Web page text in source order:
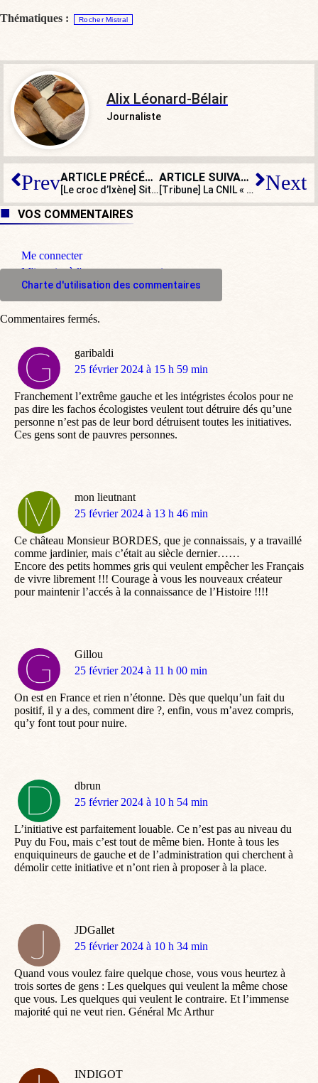
Thématiques : Rocher Mistral
Alix Léonard-Bélair
Journaliste
Prev ARTICLE PRÉCÉDENT
[Le croc d’Ixène] Sitôt expulsé, l’imam Mahjoubi veut revenir en France
ARTICLE SUIVANT
[Tribune] La CNIL « déplore » mais plie sur l’hébergement américain de données de santé françaises Next
VOS COMMENTAIRES
Me connecter
M'inscrire à l'espace commentaire
Charte d'utilisation des commentaires
garibaldi
dit
25 février 2024 à 15 h 59 min
Franchement l’extrême gauche et les intégristes écolos pour ne
pas dire les fachos écologistes veulent tout détruire dés qu’une
personne n’est pas de leur bord détruisent toutes les initiatives.
Ces gens sont de pauvres personnes.
mon lieutnant
dit
25 février 2024 à 13 h 46 min
Ce château Monsieur BORDES, que je connaissais, y a travaillé
comme jardinier, mais c’était au siècle dernier……
Encore des petits hommes gris qui veulent empêcher les Français
de vivre librement !!! Courage à vous les nouveaux créateur
pour maintenir l’accés à la connaissance de l’Histoire !!!!
Gillou
dit
25 février 2024 à 11 h 00 min
On est en France et rien n’étonne. Dès que quelqu’un fait du
positif, il y a des, comment dire ?, enfin, vous m’avez compris,
qu’y font tout pour nuire.
dbrun
dit
25 février 2024 à 10 h 54 min
L’initiative est parfaitement louable. Ce n’est pas au niveau du
Puy du Fou, mais c’est tout de même bien. Honte à tous les
enquiquineurs de gauche et de l’administration qui cherchent à
démolir cette initiative et n’ont rien à proposer à la place.
JDGallet
dit
25 février 2024 à 10 h 34 min
Quand vous voulez faire quelque chose, vous vous heurtez à
trois sortes de gens : Les quelques qui veulent la même chose
que vous. Les quelques qui veulent le contraire. Et l’immense
majorité qui ne veut rien. Général Mc Arthur
INDIGOT
Commentaires fermés.